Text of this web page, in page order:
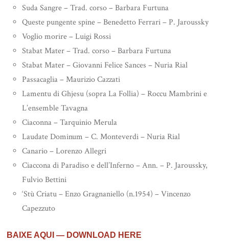
Suda Sangre – Trad. corso – Barbara Furtuna
Queste pungente spine – Benedetto Ferrari – P. Jaroussky
Voglio morire – Luigi Rossi
Stabat Mater – Trad. corso – Barbara Furtuna
Stabat Mater – Giovanni Felice Sances – Nuria Rial
Passacaglia – Maurizio Cazzati
Lamentu di Ghjesu (sopra La Follia) – Roccu Mambrini e
L’ensemble Tavagna
Ciaconna – Tarquinio Merula
Laudate Dominum – C. Monteverdi – Nuria Rial
Canario – Lorenzo Allegri
Ciaccona di Paradiso e dell’Inferno – Ann. – P. Jaroussky,
Fulvio Bettini
‘Stù Criatu – Enzo Gragnaniello (n.1954) – Vincenzo
Capezzuto
BAIXE AQUI — DOWNLOAD HERE